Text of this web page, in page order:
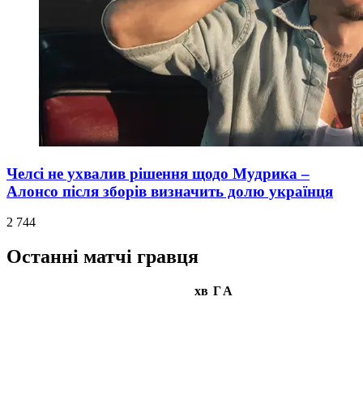
Челсі не ухвалив рішення щодо Мудрика –
Алонсо після зборів визначить долю українця
2 744
Останні матчі гравця
хв ГА